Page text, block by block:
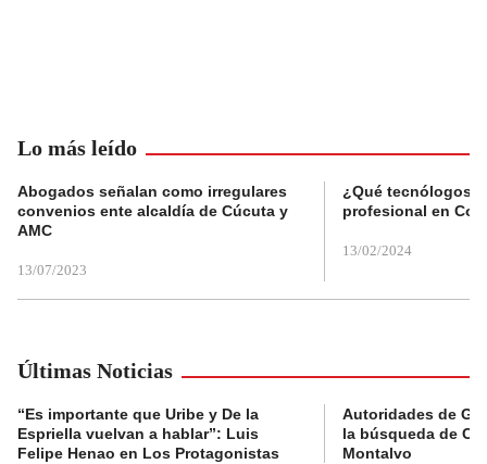
Lo más leído
Abogados señalan como irregulares
convenios ente alcaldía de Cúcuta y
AMC
13/07/2023
¿Qué tecnólogos
profesional en
13/02/2024
Últimas Noticias
“Es importante que Uribe y De la
Espriella vuelvan a hablar”: Luis
Felipe Henao en Los Protagonistas
Autoridades de
la búsqueda de
Montalvo